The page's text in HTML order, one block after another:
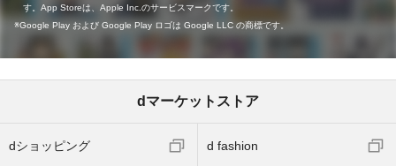
す。App Storeは、Apple Inc.のサービスマークです。
Google Play および Google Play ロゴは Google LLC の商標です。
dマーケットストア
dショッピング d fashion